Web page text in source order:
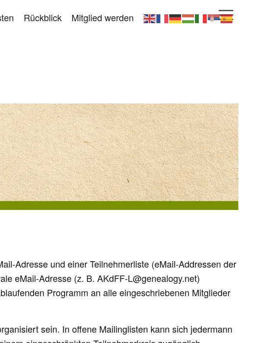
Rückblick Mitglied werden
Adresse und einer Teilnehmerliste (eMail-Addressen der
eMail-Adresse (z. B. AKdFF-L@genealogy.net)
Programm an alle eingeschriebenen Mitglieder
sein. In offeneMailinglisten kann sich jedermann